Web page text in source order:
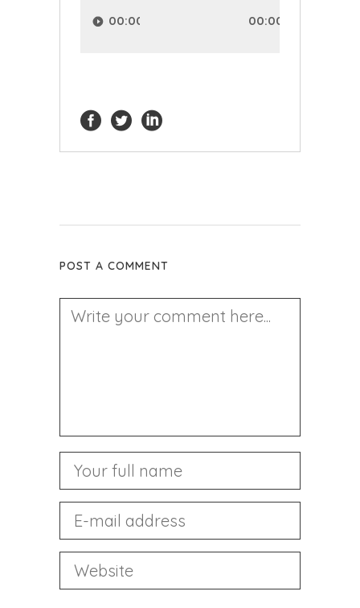
de
00:00 00:00
POST A COMMENT